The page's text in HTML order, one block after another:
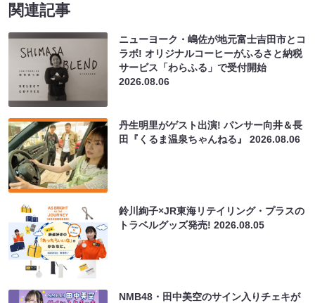
関連記事
ニューヨーク・嶋佐が地元富士吉田市とコ
ラボ! オリジナルコーヒーがふるさと納税
サービス「わらふる」で受付開始
2026.08.06
丹生明里がゲスト出演! パンサー向井＆長
田『くるま温泉ちゃんねる』2026.08.06
鈴川絢子×JR東海リテイリング・プラスの
トラベルグッズ発売!2026.08.05
NMB48・田中美空のサイン入りチェキが